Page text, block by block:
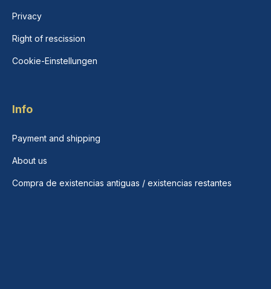
Privacy
Right of rescission
Cookie-Einstellungen
Info
Payment and shipping
About us
Compra de existencias antiguas / existencias restantes